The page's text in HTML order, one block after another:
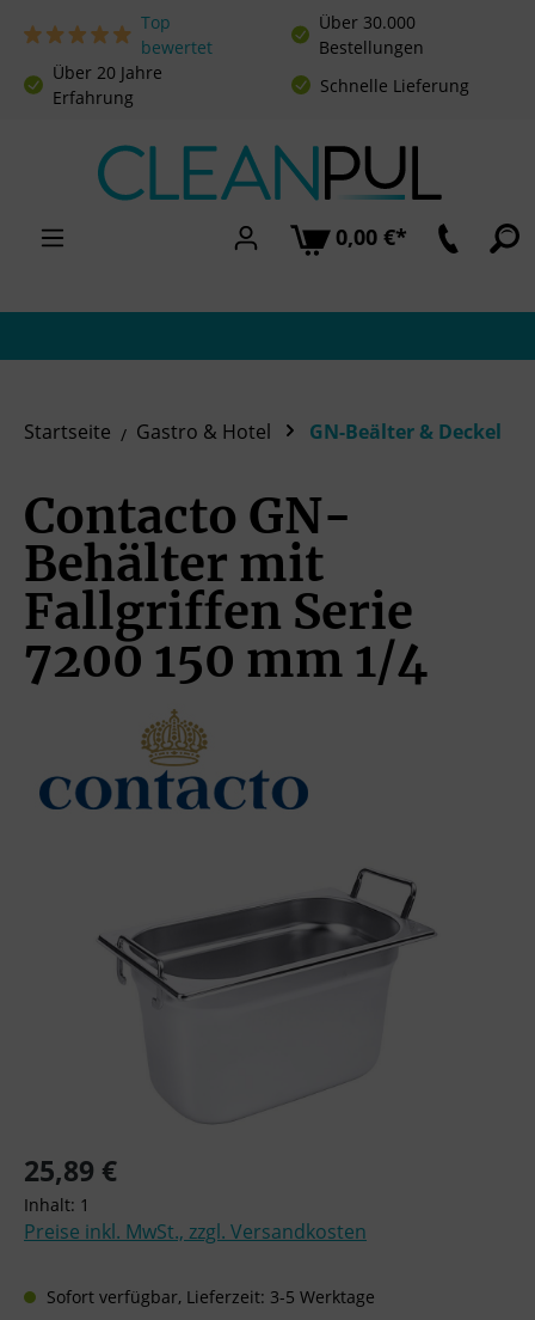
Zum Hauptinhalt springen
Top
bewertet
Über 30.000
Bestellungen
Über 20 Jahre
Erfahrung
Schnelle Lieferung
0,00 €*
Startseite Gastro & Hotel GN-Beälter & Deckel
Contacto GN-
Behälter mit
Fallgriffen Serie
7200 150 mm 1/4
Regulärer Preis:
25,89 €
Inhalt: 1
Preise inkl. MwSt., zzgl. Versandkosten
Sofort verfügbar, Lieferzeit: 3-5 Werktage